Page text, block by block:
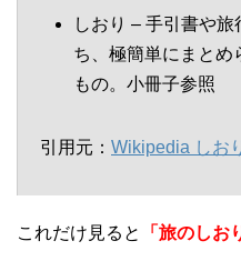
しおり – 手引書や
ち、極簡単にまとめ
もの。小冊子参照
引用元： Wikipedia しお
これだけ見ると 「旅のしお